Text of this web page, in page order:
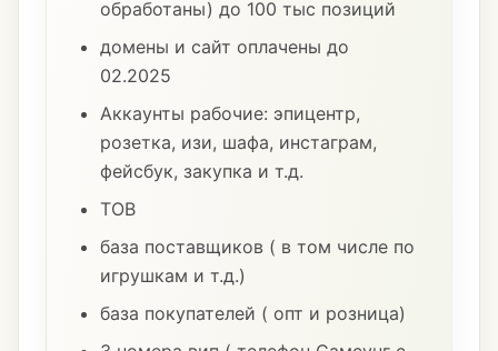
обработаны) до 100 тыс позиций
домены и сайт оплачены до
02.2025
Аккаунты рабочие: эпицентр,
розетка, изи, шафа, инстаграм,
фейсбук, закупка и т.д.
ТОВ
база поставщиков ( в том числе по
игрушкам и т.д.)
база покупателей ( опт и розница)